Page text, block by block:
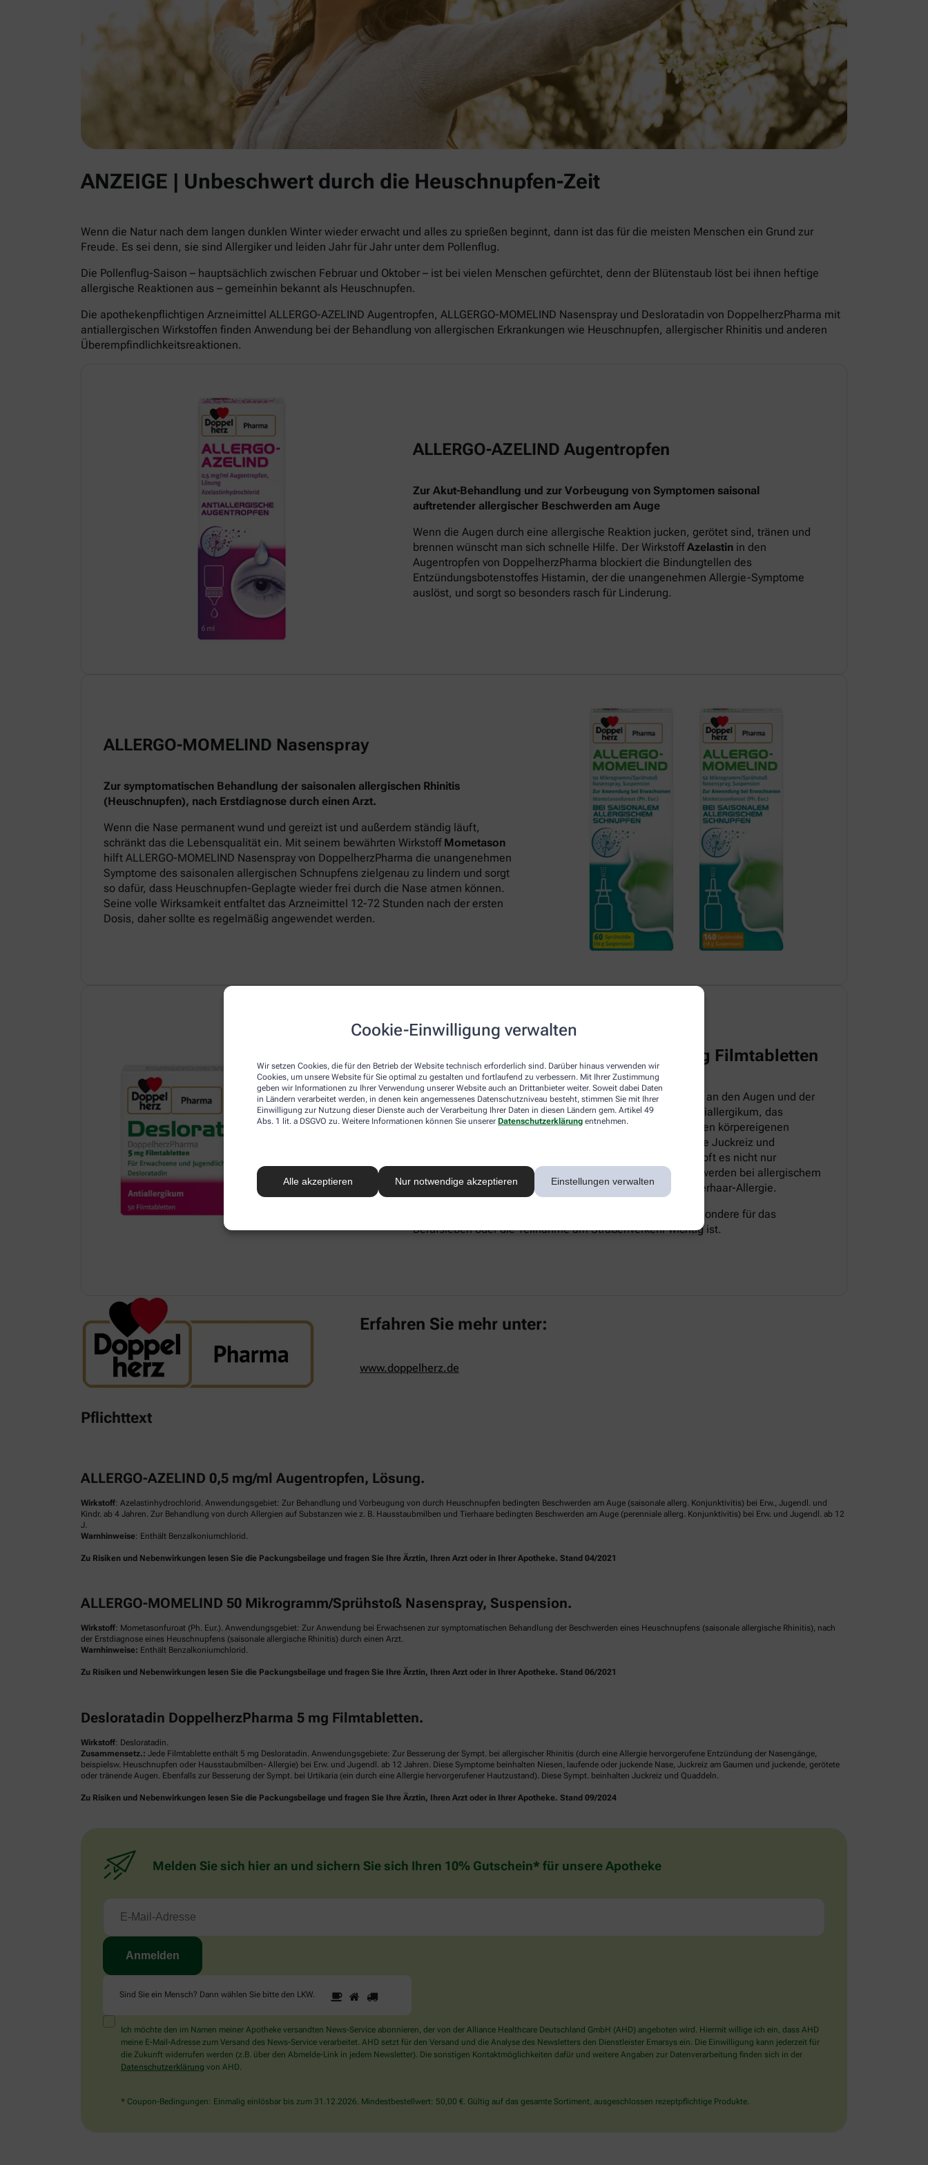
Cookie-Einwilligung verwalten
Wir setzen Cookies, die für den Betrieb der Website technisch erforderlich sind. Darüber hinaus verwenden wir
Cookies, um unsere Website für Sie optimal zu gestalten und fortlaufend zu verbessern. Mit Ihrer Zustimmung
geben wir Informationen zu Ihrer Verwendung unserer Website auch an Drittanbieter weiter. Soweit dabei Daten
in Ländern verarbeitet werden, in denen kein angemessenes Datenschutzniveau besteht, stimmen Sie mit Ihrer
Einwilligung zur Nutzung dieser Dienste auch der Verarbeitung Ihrer Daten in diesen Ländern gem. Artikel 49
Abs. 1 lit. a DSGVO zu. Weitere Informationen können Sie unserer Datenschutzerklärung entnehmen.
Alle akzeptieren Nur notwendige akzeptieren Einstellungen verwalten
ANZEIGE | Unbeschwert durch die Heuschnupfen-Zeit
Wenn die Natur nach dem langen dunklen Winter wieder erwacht und alles zu sprießen beginnt, dann ist das für die meisten Menschen ein Grund zur
Freude. Es sei denn, sie sind Allergiker und leiden Jahr für Jahr unter dem Pollenflug.
Die Pollenflug-Saison – hauptsächlich zwischen Februar und Oktober – ist bei vielen Menschen gefürchtet, denn der Blütenstaub löst bei ihnen heftige
allergische Reaktionen aus – gemeinhin bekannt als Heuschnupfen.
Die apothekenpflichtigen Arzneimittel ALLERGO-AZELIND Augentropfen, ALLGERGO-MOMELIND Nasenspray und Desloratadin von DoppelherzPharma mit
antiallergischen Wirkstoffen finden Anwendung bei der Behandlung von allergischen Erkrankungen wie Heuschnupfen, allergischer Rhinitis und anderen
Überempfindlichkeitsreaktionen.
ALLERGO-AZELIND Augentropfen
Zur Akut-Behandlung und zur Vorbeugung von Symptomen saisonal
auftretender allergischer Beschwerden am Auge
Wenn die Augen durch eine allergische Reaktion jucken, gerötet sind, tränen und
brennen wünscht man sich schnelle Hilfe. Der WirkstoffAzelastin in den
Augentropfen von DoppelherzPharma blockiert die Bindungtellen des
Entzündungsbotenstoffes Histamin, der die unangenehmen Allergie-Symptome
auslöst, und sorgt so besonders rasch für Linderung.
ALLERGO-MOMELIND Nasenspray
Zur symptomatischen Behandlung der saisonalen allergischen Rhinitis
(Heuschnupfen), nach Erstdiagnose durch einen Arzt.
Wenn die Nase permanent wund und gereizt ist und außerdem ständig läuft,
schränkt das die Lebensqualität ein. Mit seinem bewährten Wirkstoff Mometason
hilft ALLERGO-MOMELIND Nasenspray von DoppelherzPharma die unangenehmen
Symptome des saisonalen allergischen Schnupfens zielgenau zu lindern und sorgt
so dafür, dass Heuschnupfen-Geplagte wieder frei durch die Nase atmen können.
Seine volle Wirksamkeit entfaltet das Arzneimittel 12-72 Stunden nach der ersten
Dosis, daher sollte es regelmäßig angewendet werden.
Desloratadin DoppelherzPharma 5 mg Filmtabletten
Neben den beiden lokal wirkenden Arzneimitteln, die direkt an den Augen und der
Nase für Linderung sorgen, gibt es mit Desloratadin ein Antiallergikum, das
systemisch – also im ganzen Körper – aktiv ist. Es hemmt den körpereigenen
Botenstoff Histamin, der für allergie-typische Symptome wie Juckreiz und
Schwellungen verantwortlich ist. Aus diesem Grund bekämpft es nicht nur
Heuschnupfen-Symptome, sondern lindert auch die Beschwerden bei allergischem
Hautausschlag (Urtikaria), und Hausstaubmilben- sowie Tierhaar-Allergie.
Desloratadin macht nicht müde, was insbesondere für das
Berufsleben oder die Teilnahme am Straßenverkehr wichtig ist.
Erfahren Sie mehr unter:
www.doppelherz.de
Pflichttext
ALLERGO-AZELIND 0,5 mg/ml Augentropfen, Lösung.
Wirkstoff: Azelastinhydrochlorid. Anwendungsgebiet: Zur Behandlung und Vorbeugung von durch Heuschnupfen bedingten Beschwerden am Auge (saisonale allerg. Konjunktivitis) bei Erw., Jugendl. und
Kindr. ab 4 Jahren. Zur Behandlung von durch Allergien auf Substanzen wie z. B. Hausstaubmilben und Tierhaare bedingten Beschwerden am Auge (perenniale allerg. Konjunktivitis) bei Erw. und Jugendl. ab 12
J.
Warnhinweise: Enthält Benzalkoniumchlorid.
Zu Risiken und Nebenwirkungen lesen Sie die Packungsbeilage und fragen Sie Ihre Ärztin, Ihren Arzt oder in Ihrer Apotheke. Stand 04/2021
ALLERGO-MOMELIND 50 Mikrogramm/Sprühstoß Nasenspray, Suspension.
Wirkstoff: Mometasonfuroat (Ph. Eur.). Anwendungsgebiet: Zur Anwendung bei Erwachsenen zur symptomatischen Behandlung der Beschwerden eines Heuschnupfens (saisonale allergische Rhinitis), nach
der Erstdiagnose eines Heuschnupfens (saisonale allergische Rhinitis) durch einen Arzt.
Warnhinweise: Enthält Benzalkoniumchlorid.
Zu Risiken und Nebenwirkungen lesen Sie die Packungsbeilage und fragen Sie Ihre Ärztin, Ihren Arzt oder in Ihrer Apotheke. Stand 06/2021
Desloratadin DoppelherzPharma 5 mg Filmtabletten.
Wirkstoff: Desloratadin.
Zusammensetz.: Jede Filmtablette enthält 5 mg Desloratadin. Anwendungsgebiete: Zur Besserung der Sympt. bei allergischer Rhinitis (durch eine Allergie hervorgerufene Entzündung der Nasengänge,
beispielsw. Heuschnupfen oder Hausstaubmilben- Allergie) bei Erw. und Jugendl. ab 12 Jahren. Diese Symptome beinhalten Niesen, laufende oder juckende Nase, Juckreiz am Gaumen und juckende, gerötete
oder tränende Augen. Ebenfalls zur Besserung der Sympt. bei Urtikaria (ein durch eine Allergie hervorgerufener Hautzustand). Diese Sympt. beinhalten Juckreiz und Quaddeln.
Zu Risiken und Nebenwirkungen lesen Sie die Packungsbeilage und fragen Sie Ihre Ärztin, Ihren Arzt oder in Ihrer Apotheke. Stand 09/2024
Melden Sie sich hier an und sichern Sie sich Ihren 10% Gutschein* für unsere Apotheke
Sind Sie ein Mensch? Dann wählen Sie bitte den LKW
Sie
Mensch?
Dann
wählen
LKW.
1 2
Ich möchte den im Namen meiner Apotheke versandten News-Service abonnieren, der von der Alliance Healthcare Deutschland GmbH (AHD) angeboten wird. Hiermit willige ich ein, dass AHD
meine E-Mail-Adresse zum Versand des News-Service verarbeitet. AHD setzt für den Versand und die Analyse des Newsletters den Dienstleister Emarsys ein. Die Einwilligung kann jederzeit für
die Zukunft widerrufen werden (z.B. über den Abmelde-Link in jedem Newsletter). Die sonstigen Kontaktmöglichkeiten dafür und weitere Angaben zur Datenverarbeitung finden sich in der
Datenschutzerklärung von AHD.
* Coupon-Bedingungen: Einmalig einlösbar bis zum 31.12.2026. Mindestbestellwert: 50,00 €. Gültig auf das gesamte Sortiment, ausgeschlossen rezeptpflichtige Produkte.